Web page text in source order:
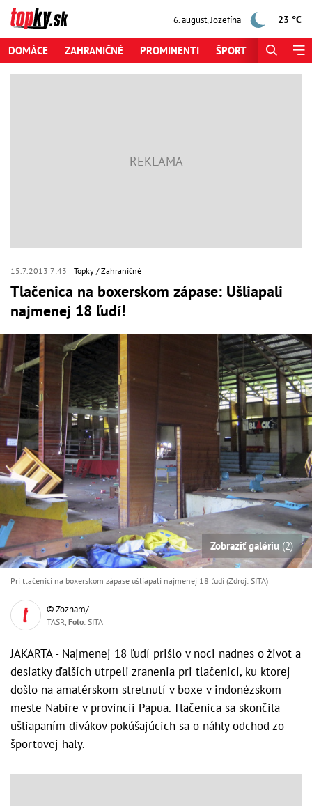
6. august,Jozefína 23 °C
DOMÁCE ZAHRANIČNÉ PROMINENTI ŠPORT
15.7.2013 7:43 Topky Zahraničné
Tlačenica na boxerskom zápase: Ušliapali
najmenej 18 ľudí!
Zobraziť galériu (2)
Pri tlačenici na boxerskom zápase ušliapali najmenej 18 ľudí (Zdroj: SITA)
© Zoznam/
TASR, Foto: SITA
JAKARTA - Najmenej 18 ľudí prišlo v noci nadnes o život a
desiatky ďalších utrpeli zranenia pri tlačenici, ku ktorej
došlo na amatérskom stretnutí v boxe v indonézskom
meste Nabire v provincii Papua. Tlačenica sa skončila
ušliapaním divákov pokúšajúcich sa o náhly odchod zo
športovej haly.